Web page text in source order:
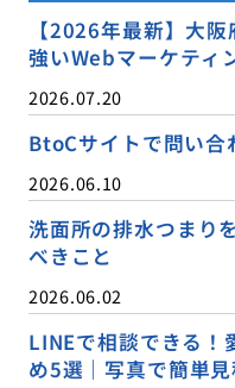
【2026年最新】大
強いWebマーケティ
2026.07.20
BtoCサイトで問い合
2026.06.10
洗面所の排水つまり
べきこと
2026.06.02
LINEで相談できる！
め5選｜写真で簡単見